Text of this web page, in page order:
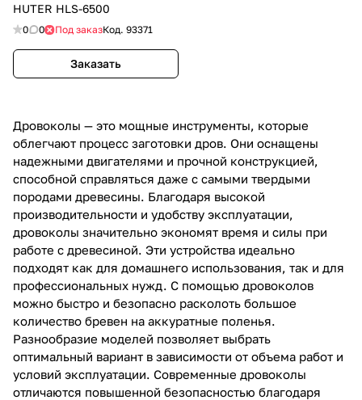
HUTER HLS-6500
0 0 Под заказКод. 93371
Заказать
Дровоколы — это мощные инструменты, которые
облегчают процесс заготовки дров. Они оснащены
надежными двигателями и прочной конструкцией,
способной справляться даже с самыми твердыми
породами древесины. Благодаря высокой
производительности и удобству эксплуатации,
дровоколы значительно экономят время и силы при
работе с древесиной. Эти устройства идеально
подходят как для домашнего использования, так и для
профессиональных нужд. С помощью дровоколов
можно быстро и безопасно расколоть большое
количество бревен на аккуратные поленья.
Разнообразие моделей позволяет выбрать
оптимальный вариант в зависимости от объема работ и
условий эксплуатации. Современные дровоколы
отличаются повышенной безопасностью благодаря